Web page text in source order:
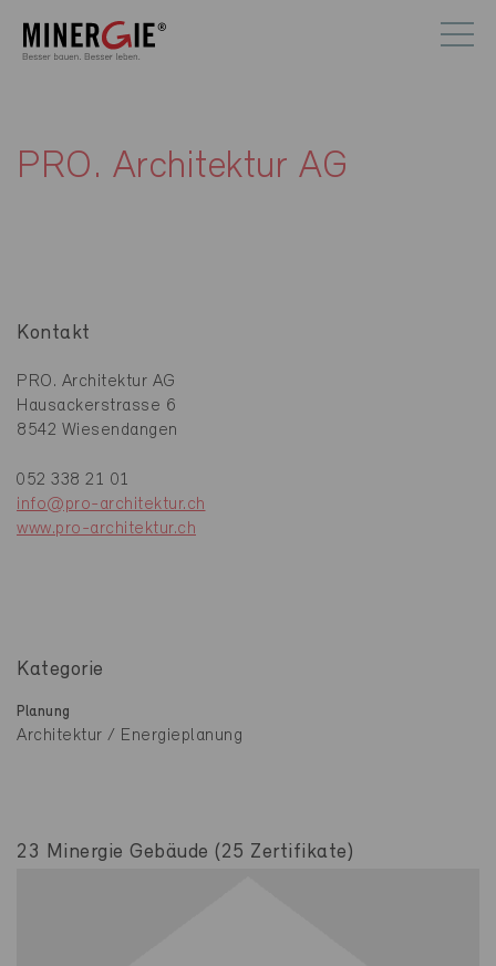
PRO. Architektur AG
Kontakt
PRO. Architektur AG
Hausackerstrasse 6
8542 Wiesendangen
052 338 21 01
info@pro-architektur.ch
www.pro-architektur.ch
Kategorie
Planung
Architektur / Energieplanung
23 Minergie Gebäude (25 Zertifikate)